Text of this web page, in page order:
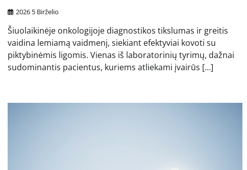
2026 5 Birželio
Šiuolaikinėje onkologijoje diagnostikos tikslumas ir greitis
vaidina lemiamą vaidmenį, siekiant efektyviai kovoti su
piktybinėmis ligomis. Vienas iš laboratorinių tyrimų, dažnai
sudominantis pacientus, kuriems atliekami įvairūs […]